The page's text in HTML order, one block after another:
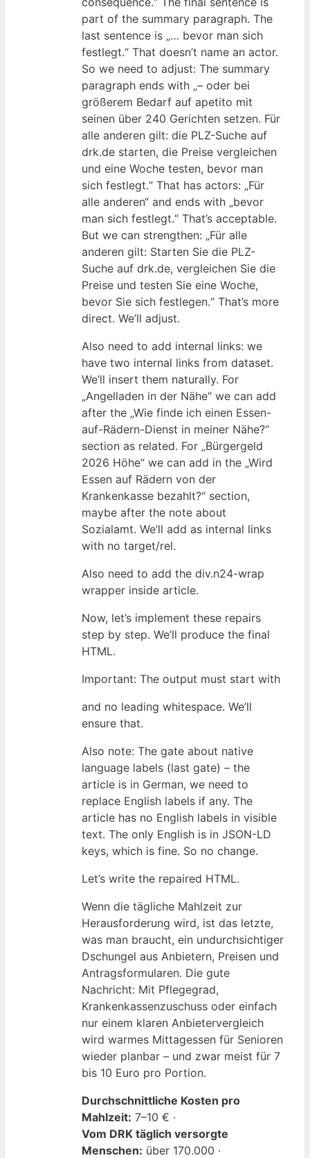
part of the summary paragraph. The
last sentence is „… bevor man sich
festlegt.“ That doesn’t name an actor.
So we need to adjust: The summary
paragraph ends with „– oder bei
größerem Bedarf auf apetito mit
seinen über 240 Gerichten setzen. Für
alle anderen gilt: die PLZ-Suche auf
drk.de starten, die Preise vergleichen
und eine Woche testen, bevor man
sich festlegt.“ That has actors: „Für
alle anderen“ and ends with „bevor
man sich festlegt.“ That’s acceptable.
But we can strengthen: „Für alle
anderen gilt: Starten Sie die PLZ-
Suche auf drk.de, vergleichen Sie die
Preise und testen Sie eine Woche,
bevor Sie sich festlegen.“ That’s more
direct. We’ll adjust.
Also need to add internal links: we
have two internal links from dataset.
We’ll insert them naturally. For
„Angelladen in der Nähe“ we can add
after the „Wie finde ich einen Essen-
auf-Rädern-Dienst in meiner Nähe?“
section as related. For „Bürgergeld
2026 Höhe“ we can add in the „Wird
Essen auf Rädern von der
Krankenkasse bezahlt?“ section,
maybe after the note about
Sozialamt. We’ll add as internal links
with no target/rel.
Also need to add the div.n24-wrap
wrapper inside article.
Now, let’s implement these repairs
step by step. We’ll produce the final
HTML.
Important: The output must start with
and no leading whitespace. We’ll
ensure that.
Also note: The gate about native
language labels (last gate) – the
article is in German, we need to
replace English labels if any. The
article has no English labels in visible
text. The only English is in JSON-LD
keys, which is fine. So no change.
Let’s write the repaired HTML.
Wenn die tägliche Mahlzeit zur
Herausforderung wird, ist das letzte,
was man braucht, ein undurchsichtiger
Dschungel aus Anbietern, Preisen und
Antragsformularen. Die gute
Nachricht: Mit Pflegegrad,
Krankenkassenzuschuss oder einfach
nur einem klaren Anbietervergleich
wird warmes Mittagessen für Senioren
wieder planbar – und zwar meist für 7
bis 10 Euro pro Portion.
Durchschnittliche Kosten pro
Mahlzeit: 7–10 € ·
Vom DRK täglich versorgte
Menschen: über 170.000 ·